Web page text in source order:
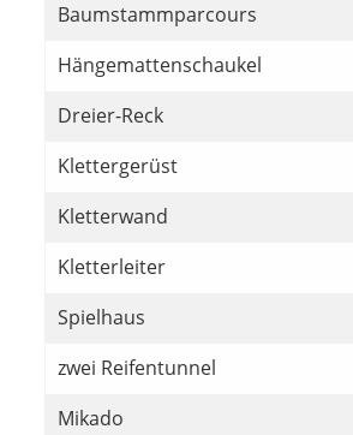
Baumstammparcours
Hängemattenschaukel
Dreier-Reck
Klettergerüst
Kletterwand
Kletterleiter
Spielhaus
zwei Reifentunnel
Mikado